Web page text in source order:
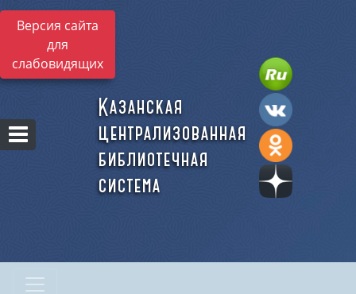
Версия сайта
для
слабовидящих
Казанская
централизованная
библиотечная
система